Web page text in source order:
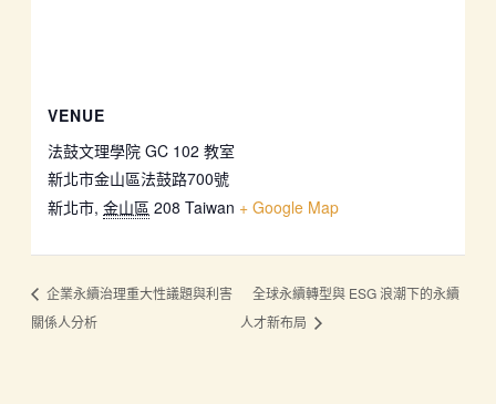
VENUE
法鼓文理學院 GC 102 教室
新北市金山區法鼓路700號
新北市, 金山區 208 Taiwan + Google Map
企業永續治理重大性議題與利害
關係人分析
全球永續轉型與 ESG 浪潮下的永續
人才新布局